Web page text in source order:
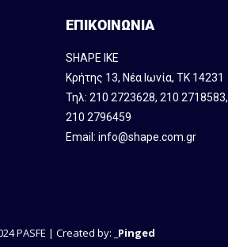
ΕΠΙΚΟΙΝΩΝΙΑ
SHAPE IKE
Κρήτης 13, Νέα Ιωνία, ΤΚ 14231
Τηλ:210 2723628,210 2718583,
210 2796459
Email:info@shape.com.gr
PASFE | Created by: _Pinged